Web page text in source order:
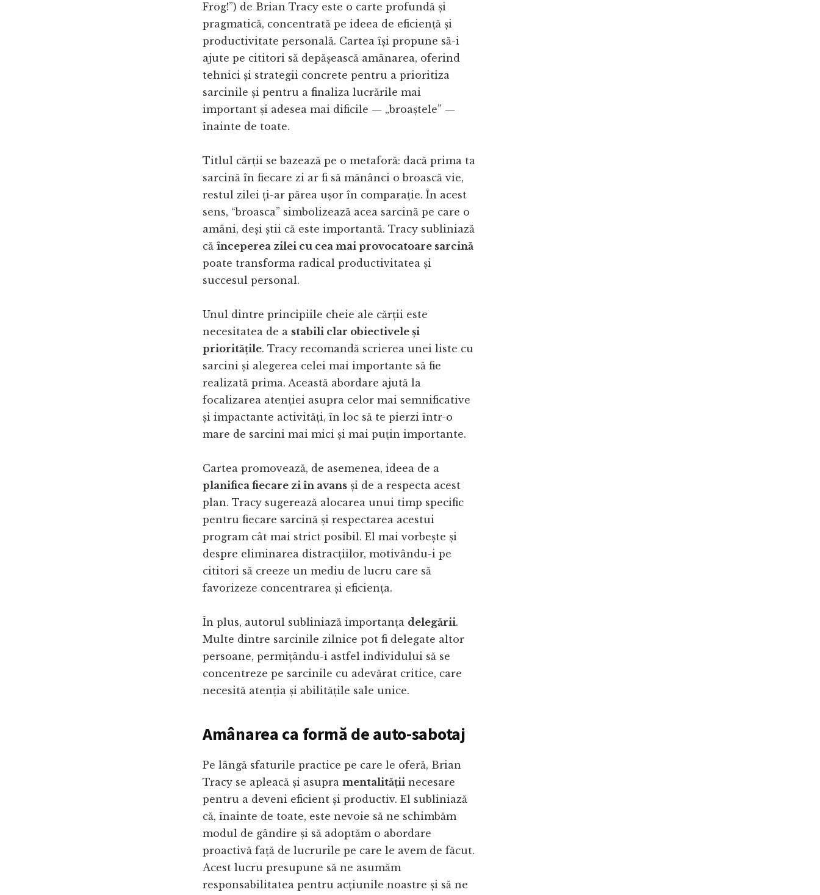
Frog!”) de Brian Tracy este o carte profundă și
pragmatică, concentrată pe ideea de eficiență și
productivitate personală. Cartea își propune să-i
ajute pe cititori să depășească amânarea, oferind
tehnici și strategii concrete pentru a prioritiza
sarcinile și pentru a finaliza lucrările mai
important și adesea mai dificile — „broaștele” —
înainte de toate.
Titlul cărții se bazează pe o metaforă: dacă prima ta
sarcină în fiecare zi ar fi să mănânci o broască vie,
restul zilei ți-ar părea ușor în comparație. În acest
sens, “broasca” simbolizează acea sarcină pe care o
amâni, deși știi că este importantă. Tracy subliniază
că începerea zilei cu cea mai provocatoare sarcină
poate transforma radical productivitatea și
succesul personal.
Unul dintre principiile cheie ale cărții este
necesitatea de a stabili clar obiectivele și
prioritățile. Tracy recomandă scrierea unei liste cu
sarcini și alegerea celei mai importante să fie
realizată prima. Această abordare ajută la
focalizarea atenției asupra celor mai semnificative
și impactante activități, în loc să te pierzi într-o
mare de sarcini mai mici și mai puțin importante.
Cartea promovează, de asemenea, ideea de a
planifica fiecare zi în avans și de a respecta acest
plan. Tracy sugerează alocarea unui timp specific
pentru fiecare sarcină și respectarea acestui
program cât mai strict posibil. El mai vorbește și
despre eliminarea distracțiilor, motivându-i pe
cititori să creeze un mediu de lucru care să
favorizeze concentrarea și eficiența.
În plus, autorul subliniază importanța delegării.
Multe dintre sarcinile zilnice pot fi delegate altor
persoane, permițându-i astfel individului să se
concentreze pe sarcinile cu adevărat critice, care
necesită atenția și abilitățile sale unice.
Amânarea ca formă de auto-sabotaj
Pe lângă sfaturile practice pe care le oferă, Brian
Tracy se apleacă și asupra mentalității necesare
pentru a deveni eficient și productiv. El subliniază
că, înainte de toate, este nevoie să ne schimbăm
modul de gândire și să adoptăm o abordare
proactivă față de lucrurile pe care le avem de făcut.
Acest lucru presupune să ne asumăm
responsabilitatea pentru acțiunile noastre și să ne